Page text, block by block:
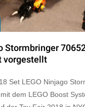
Stormbringer
vorgestellt
Set LEGO Ninjago
dem LEGO Boost